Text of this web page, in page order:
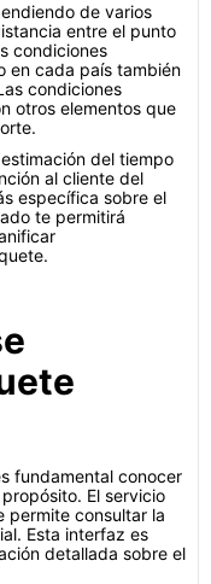
de varios
entre el punto
condiciones
en cada país también
condiciones
otros elementos que
del tiempo
al cliente del
específica sobre el
te permitirá
fundamental conocer
El servicio
permite consultar la
Esta interfaz es
detallada sobre el